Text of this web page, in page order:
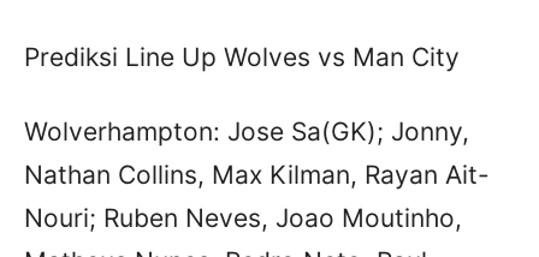
Prediksi Line Up Wolves vs Man City
Wolverhampton: Jose Sa(GK); Jonny,
Nathan Collins, Max Kilman, Rayan Ait-
Nouri; Ruben Neves, Joao Moutinho,